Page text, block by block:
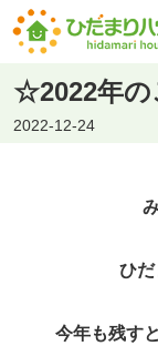
☆2022年
2022-12-24
ひ
今年も残す